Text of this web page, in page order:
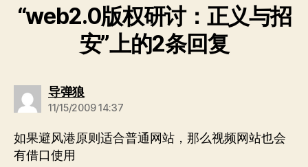
“web2.0版权研讨：正义与招
安”上的2条回复
导弹狼说：
11/15/2009 14:37
如果避风港原则适合普通网站，那么视频网站也会
有借口使用